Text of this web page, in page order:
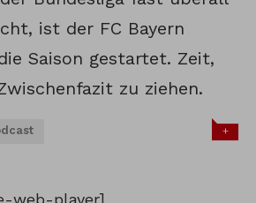
ist der FC Bayern
Saison gestartet. Zeit,
zu ziehen.
+
web-player]